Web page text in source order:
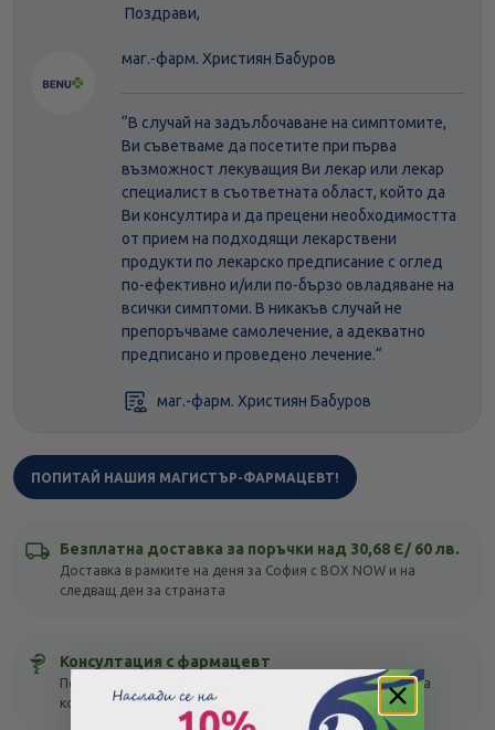
Поздрави,
маг.-фарм. Християн Бабуров
“В случай на задълбочаване на симптомите,
Ви съветваме да посетите при първа
възможност лекуващия Ви лекар или лекар
специалист в съответната област, който да
Ви консултира и да прецени необходимостта
от прием на подходящи лекарствени
продукти по лекарско предписание с оглед
по-ефективно и/или по-бързо овладяване на
всички симптоми. В никакъв случай не
препоръчваме самолечение, а адекватно
предписано и проведено лечение.“
маг.-фарм. Християн Бабуров
ПОПИТАЙ НАШИЯ МАГИСТЪР-ФАРМАЦЕВТ!
Безплатна доставка за поръчки над 30,68 Є/ 60 лв.
Доставка в рамките на деня за София с BOX NOW и на
следващ ден за страната
Консултация с фармацевт
Посъветвай се с магистър-фармацевт онлайн! Безплатна
консултация с отговор до 1 час!